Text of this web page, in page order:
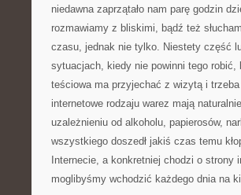
niedawna zaprzątało nam parę godzin
rozmawiamy z bliskimi, bądź też
czasu, jednak nie tylko. Niestety część
sytuacjach, kiedy nie powinni tego
teściowa ma przyjechać z wizytą i
internetowe rodzaju warez mają
uzależnieniu od alkoholu, papierosów,
wszystkiego doszedł jakiś czas temu
Internecie, a konkretniej chodzi o
moglibyśmy wchodzić każdego dnia na